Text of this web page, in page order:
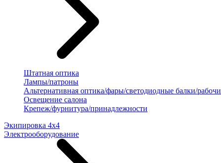
Штатная оптика
Лампы/патроны
Альтернативная оптика/фары/светодиодные балки/
Освещение салона
Крепеж/фурнитура/принадлежности
Экипировка 4х4
Электрооборудование